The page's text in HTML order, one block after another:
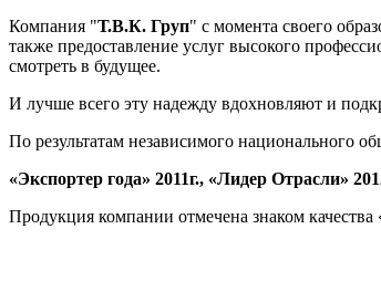
Компания "Т.В.К. Груп" с момента своего
также предоставление услуг высокого
смотреть в будущее.
И лучше всего эту надежду вдохновляют и
По результатам независимого национального
«Экспортер года» 2011г., «Лидер Отрасли»
Продукция компании отмечена знаком